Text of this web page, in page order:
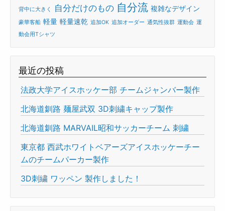
背中に大きく 自分だけのもの 自分流 複雑なデザイン
豪華客船 軽量 軽量速乾 追加OK 追加オーダー 通気性抜群 運動会 運
動会用Tシャツ
最近の投稿
法政大学アイスホッケー部 チームジャンバー製作
北海道釧路 麺屋武双 3D刺繍キャップ製作
北海道釧路 MARVAIL昭和サッカーチーム 刺繍
東京都 西武ホワイトベアーズアイスホッケーチー
ムのチームパーカー製作
3D刺繍 ワッペン 製作しました！